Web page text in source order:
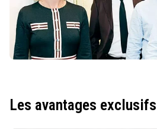
Les avantages